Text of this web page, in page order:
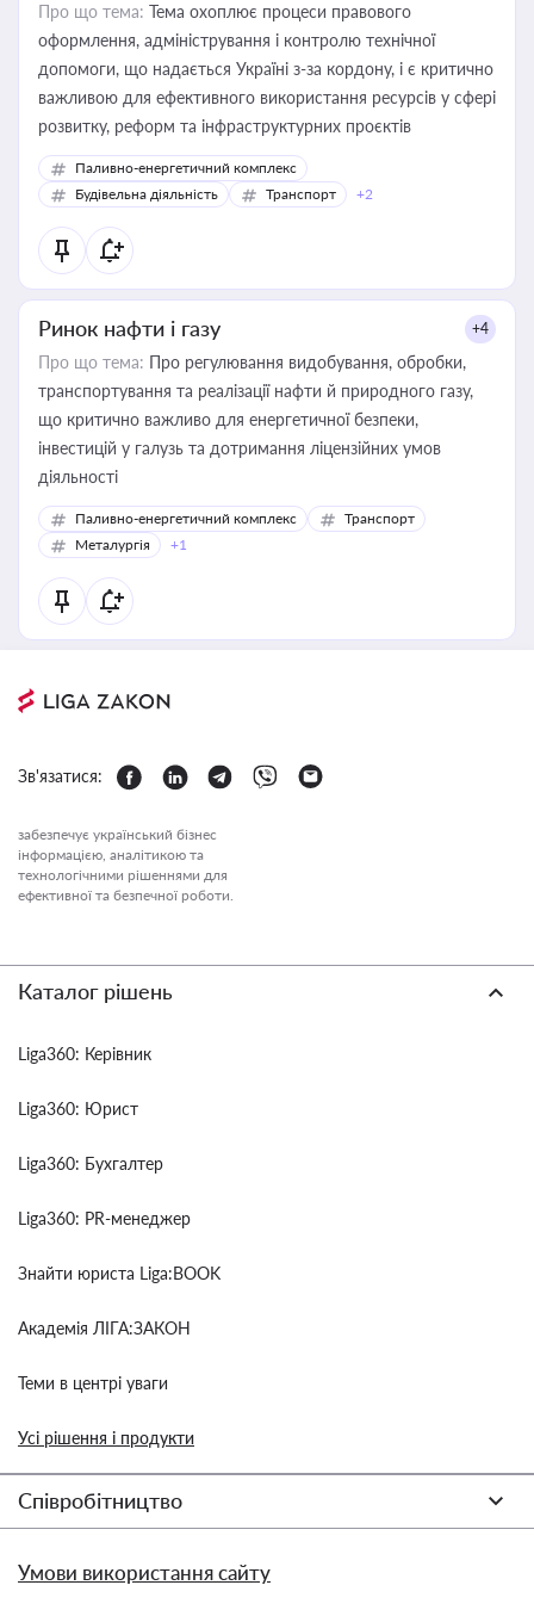
Про що тема: Тема охоплює процеси правового
оформлення, адміністрування і контролю технічної
допомоги, що надається Україні з-за кордону, і є критично
важливою для ефективного використання ресурсів у сфері
розвитку, реформ та інфраструктурних проєктів
Паливно-енергетичний комплекс
Будівельна діяльність
Транспорт +2
Ринок нафти і газу +4
Про що тема: Про регулювання видобування, обробки,
транспортування та реалізації нафти й природного газу,
що критично важливо для енергетичної безпеки,
інвестицій у галузь та дотримання ліцензійних умов
діяльності
Паливно-енергетичний комплекс
Транспорт
Металургія
+1
Зв'язатися:
забезпечує український бізнес
інформацією, аналітикою та
технологічними рішеннями для
ефективної та безпечної роботи.
Каталог рішень
Liga360: Керівник
Liga360: Юрист
Liga360: Бухгалтер
Liga360: PR-менеджер
Знайти юриста Liga:BOOK
Академія ЛІГА:ЗАКОН
Теми в центрі уваги
Усі рішення і продукти
Співробітництво
Умови використання сайту